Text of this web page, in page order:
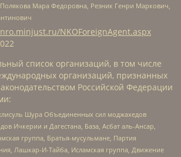
Мара Федоровна, Резник Генри Маркович,
NKOForeignAgent.aspx
список организаций, в том числе
организаций, признанных
Российской Федерации
Шура Объединенных сил моджахедов
Ичкерии и Дагестана, База, Асбат аль-Ансар,
группа, Братья-мусульмане, Партия
Лашкар-И-Тайба, Исламская группа, Движение